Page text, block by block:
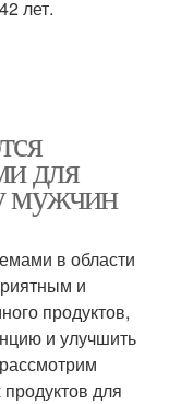
лет.
для
мужчин
в области
и
продуктов,
и улучшить
для